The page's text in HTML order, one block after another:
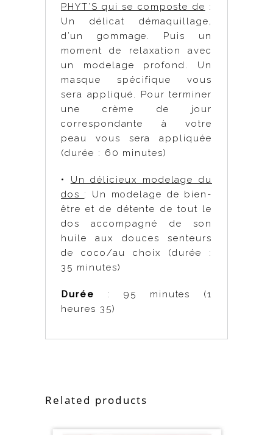
PHYT’S qui se composte de :
Un délicat démaquillage,
d’un gommage. Puis un
moment de relaxation avec
un modelage profond. Un
masque spécifique vous
sera appliqué. Pour terminer
une crème de jour
correspondante à votre
peau vous sera appliquée
(durée : 60 minutes)
• Un délicieux modelage du
dos : Un modelage de bien-
être et de détente de tout le
dos accompagné de son
huile aux douces senteurs
de coco/au choix (durée :
35 minutes)
Durée : 95 minutes (1
heures 35)
Related products